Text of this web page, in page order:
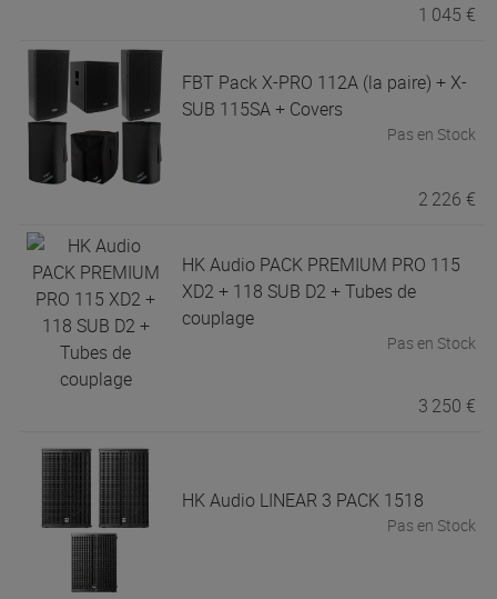
1 045 €
FBT Pack X-PRO 112A (la paire) + X-
SUB 115SA + Covers
Pas en Stock
2 226 €
HK Audio PACK PREMIUM PRO 115
XD2 + 118 SUB D2 + Tubes de
couplage
Pas en Stock
3 250 €
HK Audio LINEAR 3 PACK 1518
Pas en Stock